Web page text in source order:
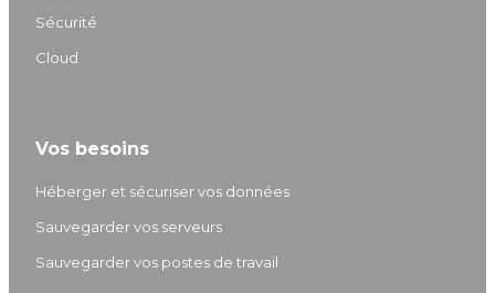
n
a
Sécurité
Cloud
Vos besoins
Héberger et sécuriser vos données
Sauvegarder vos serveurs
Sauvegarder vos postes de travail